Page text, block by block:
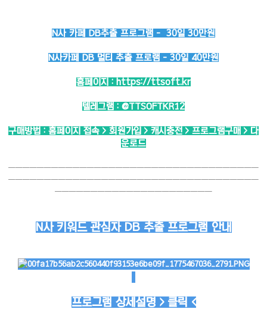
N사 카페 DB추출 프로그램 - 30일 30만원
N사카페 DB 멀티 추출 프로램 - 30일 40만원
홈페이지 : https://ttsoft.kr
텔레그램 : @TTSOFTKR12
구매방법 : 홈페이지 접속 > 회원가입 > 캐시충전 > 프로그램구매 > 다
운로드
───────────────────────────────────
───────────────────────────────────
──────────────────────
N사 키워드 관심자 DB 추출 프로그램 안내
프로그램 상세설명 > 클릭 <